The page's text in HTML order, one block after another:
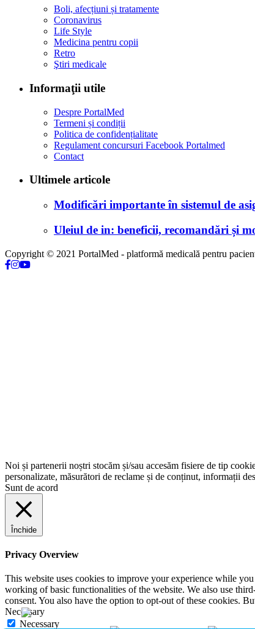
Boli, afecțiuni și tratamente
Coronavirus
Life Style
Medicina pentru copii
Retro
Ştiri medicale
Informaţii utile
Despre PortalMed
Termeni și condiții
Politica de confidențialitate
Regulament concursuri Facebook Portalmed
Contact
Ultimele articole
Modificări importante în sistemul de
Uleiul de in: beneficii, recomandări și
Copyright © 2021 PortalMed - platformă medicală pentru
Noi și partenerii noștri stocăm și/sau accesăm fisiere de tip
personalizate, măsurători de reclame și de conținut, informații
Sunt de acord
Închide
Privacy Overview
This website uses cookies to improve your experience while
working of basic functionalities of the website. We also use
consent. You also have the option to opt-out of these cookies.
Necessary
Necessary